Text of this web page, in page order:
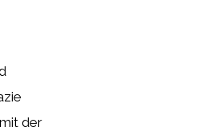
der